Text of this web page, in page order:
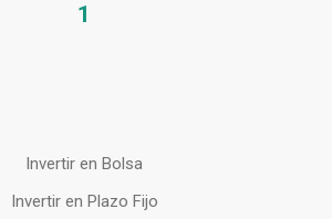
1
Invertir en Bolsa
Invertir en Plazo Fijo